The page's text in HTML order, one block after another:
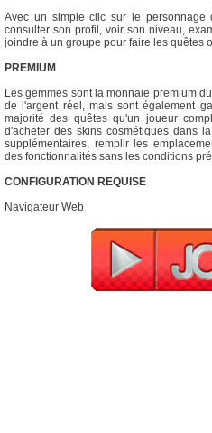
Avec un simple clic sur le personnage
consulter son profil, voir son niveau,
joindre à un groupe pour faire les quêtes
PREMIUM
Les gemmes sont la monnaie premium
de l'argent réel, mais sont également
majorité des quêtes qu'un joueur
d'acheter des skins cosmétiques dans
supplémentaires, remplir les
des fonctionnalités sans les conditions
CONFIGURATION REQUISE
Navigateur Web